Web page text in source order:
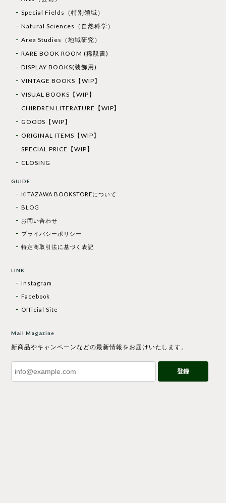
Special Fields（特別領域）
Natural Sciences（自然科学）
Area Studies（地域研究）
RARE BOOK ROOM (稀覯書)
DISPLAY BOOKS(装飾用)
VINTAGE BOOKS【WIP】
VISUAL BOOKS【WIP】
CHIRDREN LITERATURE【WIP】
GOODS【WIP】
ORIGINAL ITEMS【WIP】
SPECIAL PRICE【WIP】
CLOSING
GUIDE
KITAZAWA BOOKSTOREについて
BLOG
お問い合わせ
プライバシーポリシー
特定商取引法に基づく表記
LINK
Instagram
Facebook
Official Site
Mail Magazine
新商品やキャンペーンなどの最新情報をお届けいたします。
登録